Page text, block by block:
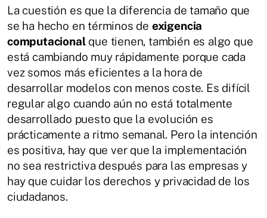
La cuestión es que la diferencia de tamaño que
se ha hecho en términos de exigencia
computacionalque tienen, también es algo que
está cambiando muy rápidamente porque cada
vez somos más eficientes a la hora de
desarrollar modelos con menos coste. Es difícil
regular algo cuando aún no está totalmente
desarrollado puesto que la evolución es
prácticamente a ritmo semanal. Pero la intención
es positiva, hay que ver que la implementación
no sea restrictiva después para las empresas y
hay que cuidar los derechos y privacidad de los
ciudadanos.